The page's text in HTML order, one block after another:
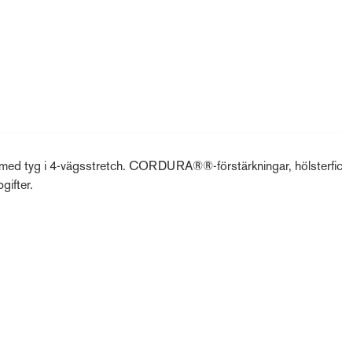
tyg i 4-vägsstretch. CORDURA®®-förstärkningar,